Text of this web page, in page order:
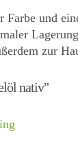
und
zur
nativ"